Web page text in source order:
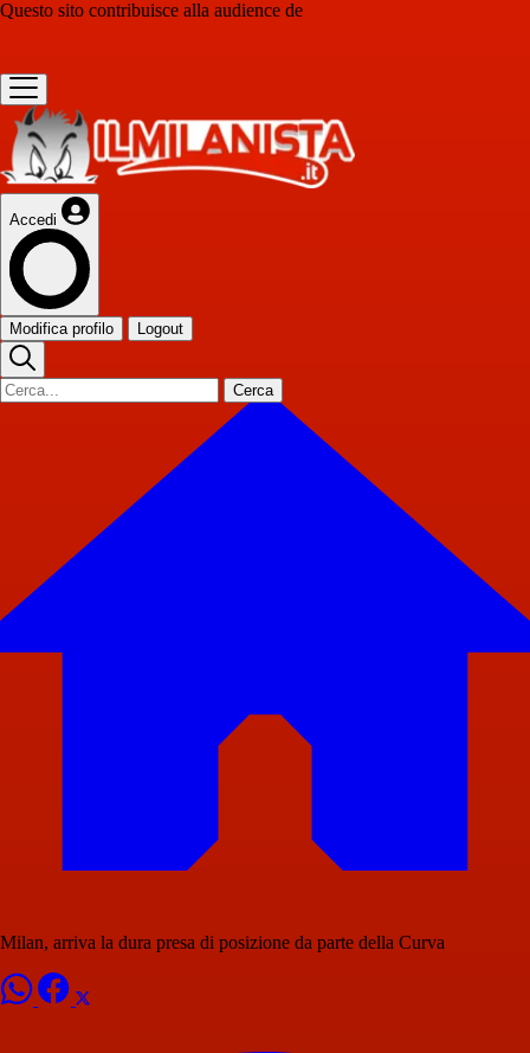
Questo sito contribuisce alla audience de
Accedi
Modifica profilo Logout
Cerca
Milan, arriva la dura presa di posizione da parte della Curva